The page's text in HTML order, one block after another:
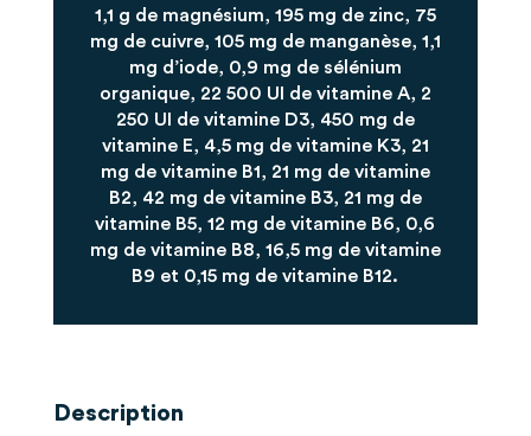
1,1 g de magnésium, 195 mg de zinc, 75
mg de cuivre, 105 mg de manganèse, 1,1
mg d’iode, 0,9 mg de sélénium
organique, 22 500 UI de vitamine A, 2
250 UI de vitamine D3, 450 mg de
vitamine E, 4,5 mg de vitamine K3, 21
mg de vitamine B1, 21 mg de vitamine
B2, 42 mg de vitamine B3, 21 mg de
vitamine B5, 12 mg de vitamine B6, 0,6
mg de vitamine B8, 16,5 mg de vitamine
B9 et 0,15 mg de vitamine B12.
Description